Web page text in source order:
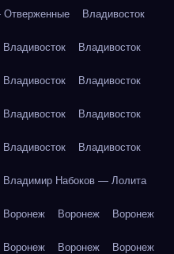
Отверженные Владивосток
Владивосток Владивосток
Владивосток Владивосток
Владивосток Владивосток
Владивосток Владивосток
Владимир Набоков — Лолита
Воронеж Воронеж Воронеж
Воронеж Воронеж Воронеж